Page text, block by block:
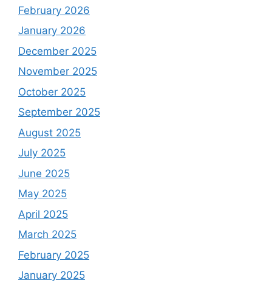
February 2026
January 2026
December 2025
November 2025
October 2025
September 2025
August 2025
July 2025
June 2025
May 2025
April 2025
March 2025
February 2025
January 2025